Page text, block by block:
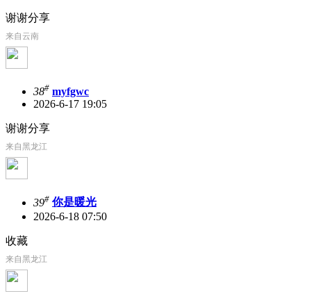
谢谢分享
来自云南
38# myfgwc
2026-6-17 19:05
谢谢分享
来自黑龙江
39# 你是暖光
2026-6-18 07:50
收藏
来自黑龙江